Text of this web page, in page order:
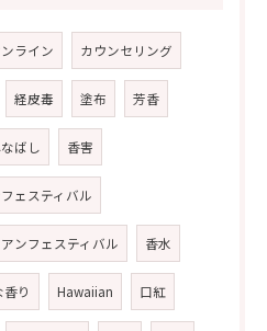
ライン カウンセリング
経皮毒 塗布 芳香
ばし 香害
ェスティバル
ンフェスティバル 香水
り Hawaiian 口紅